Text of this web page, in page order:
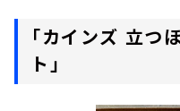
「カインズ 立つ
ト」